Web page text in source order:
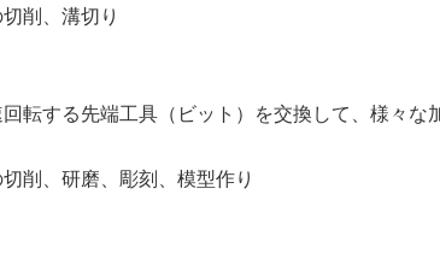
削、溝切り
転する先端工具（ビット）を交換して、様々な
削、研磨、彫刻、模型作り